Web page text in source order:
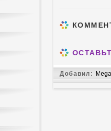
Добавил: